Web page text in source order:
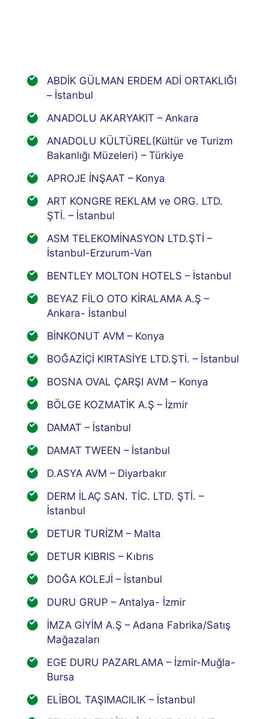
ABDİK GÜLMAN ERDEM ADİ ORTAKLIĞI
– İstanbul
ANADOLU AKARYAKIT – Ankara
ANADOLU KÜLTÜREL(Kültür ve Turizm
Bakanlığı Müzeleri) – Türkiye
APROJE İNŞAAT – Konya
ART KONGRE REKLAM ve ORG. LTD.
ŞTİ. – İstanbul
ASM TELEKOMİNASYON LTD.ŞTİ –
İstanbul-Erzurum-Van
BENTLEY MOLTON HOTELS – İstanbul
BEYAZ FİLO OTO KİRALAMA A.Ş –
Ankara- İstanbul
BİNKONUT AVM – Konya
BOĞAZİÇİ KIRTASİYE LTD.ŞTİ. – İstanbul
BOSNA OVAL ÇARŞI AVM – Konya
BÖLGE KOZMATİK A.Ş – İzmir
DAMAT – İstanbul
DAMAT TWEEN – İstanbul
D.ASYA AVM – Diyarbakır
DERM İLAÇ SAN. TİC. LTD. ŞTİ. –
İstanbul
DETUR TURİZM – Malta
DETUR KIBRIS – Kıbrıs
DOĞA KOLEJİ – İstanbul
DURU GRUP – Antalya- İzmir
İMZA GİYİM A.Ş – Adana Fabrika/Satış
Mağazaları
EGE DURU PAZARLAMA – İzmir-Muğla-
Bursa
ELİBOL TAŞIMACILIK – İstanbul